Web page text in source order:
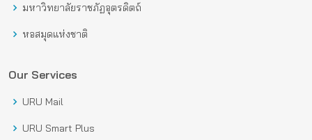
มหาวิทยาลัยราชภัฏอุตรดิตถ์
หอสมุดแห่งชาติ
Our Services
URU Mail
URU Smart Plus